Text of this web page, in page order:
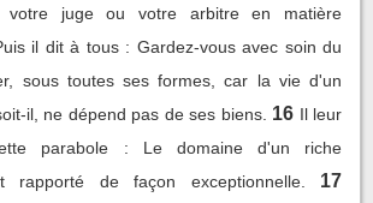
votre juge ou votre arbitre en matière
il dit à tous : Gardez-vous avec soin du
sous toutes ses formes, car la vie d'un
il, ne dépend pas de ses biens. 16 Il leur
parabole : Le domaine d'un riche
rapporté de façon exceptionnelle.
17